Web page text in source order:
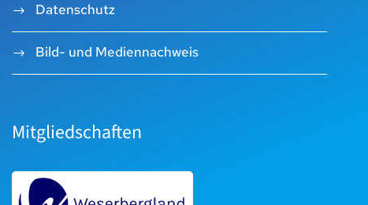
Datenschutz
Bild- und Mediennachweis
Mitgliedschaften